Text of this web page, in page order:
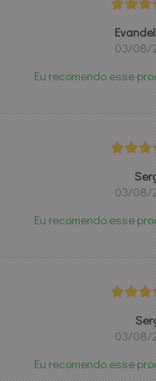
03/08/
Eu recomendo esse
03/08/
Eu recomendo esse
03/08/
Eu recomendo esse